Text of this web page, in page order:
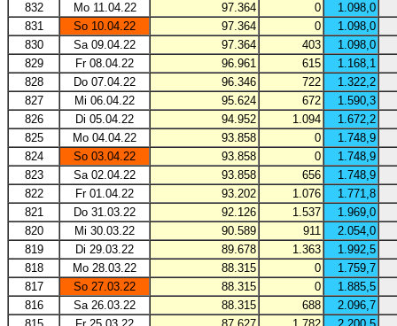
832
Mo 11.04.22 97.364 0
1.098,0
831
So 10.04.22 97.364 0
1.098,0
830
Sa 09.04.22 97.364 403
1.098,0
829
Fr 08.04.22 96.961 615
1.168,1
828
Do 07.04.22 96.346 722
1.322,2
827
Mi 06.04.22 95.624 672
1.590,3
826
Di 05.04.22 94.952 1.094
1.672,2
825
Mo 04.04.22 93.858 0
1.748,9
824
So 03.04.22 93.858 0
1.748,9
823
Sa 02.04.22 93.858 656
1.748,9
822
Fr 01.04.22 93.202 1.076
1.771,8
821
Do 31.03.22 92.126 1.537
1.969,0
820
Mi 30.03.22 90.589 911
2.054,0
819
Di 29.03.22 89.678 1.363
1.992,5
818
Mo 28.03.22 88.315 0
1.759,7
817
So 27.03.22 88.315 0
1.885,5
816
Sa 26.03.22 88.315 688
2.096,7